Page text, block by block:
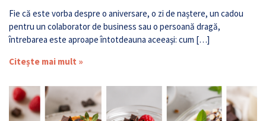
Fie că este vorba despre o aniversare, o zi de naștere, un cadou
pentru un colaborator de business sau o persoană dragă,
întrebarea este aproape întotdeauna aceeași: cum […]
Citește mai mult »